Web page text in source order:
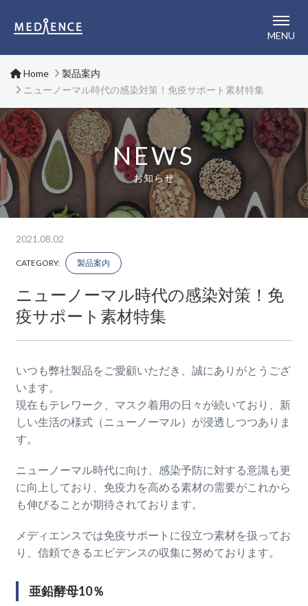
MENU
Home
製品案内
ニューノーマル時代の感染対策！免疫サポート素材特集
NEWS
お知らせ
2021.08.02
CATEGORY: 製品案内
ニューノーマル時代の感染対策！免
疫サポート素材特集
いつも弊社製品をご愛顧いただき、誠にありがとうござ
います。
現在もテレワーク、マスク着用の日々が続いており、新
しい生活の様式（ニューノーマル）が浸透しつつありま
す。
ニューノーマル時代に向け、感染予防に対する意識も更
に向上しており、免疫力を高める素材の需要がこれから
も伸びることが期待されております。
メディエンスでは免疫サポートに役立つ素材を扱ってお
り、信頼できるエビデンスの収集に努めております。
亜鉛酵母10％